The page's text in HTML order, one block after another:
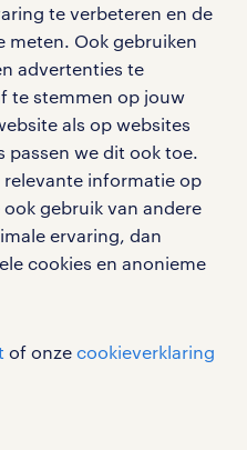
te verbeteren en de
meten. Ook gebruiken
advertenties te
te stemmen op jouw
als op websites
passen we dit ook toe.
informatie op
gebruik van andere
ervaring, dan
cookies en anonieme
of onze cookieverklaring
omtrent